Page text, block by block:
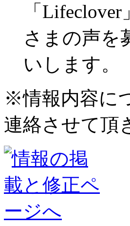
「
さまの声を
いします。
※情報内容に
連絡させて頂